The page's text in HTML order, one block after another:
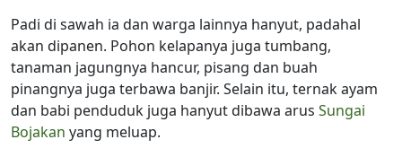
Padi di sawah ia dan warga lainnya hanyut, padahal
akan dipanen. Pohon kelapanya juga tumbang,
tanaman jagungnya hancur, pisang dan buah
pinangnya juga terbawa banjir. Selain itu, ternak ayam
dan babi penduduk juga hanyut dibawa arus Sungai
Bojakan yang meluap.